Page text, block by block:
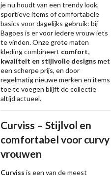
je nu houdt van een trendy look,
sportieve items of comfortabele
basics voor dagelijks gebruik: bij
Bagoes is er voor iedere vrouw iets
te vinden. Onze grote maten
kleding combineert comfort,
kwaliteit en stijlvolle designs met
een scherpe prijs, en door
regelmatig nieuwe merken en items
toe te voegen blijft de collectie
altijd actueel.
Curviss – Stijlvol en
comfortabel voor curvy
vrouwen
Curviss is een van de meest